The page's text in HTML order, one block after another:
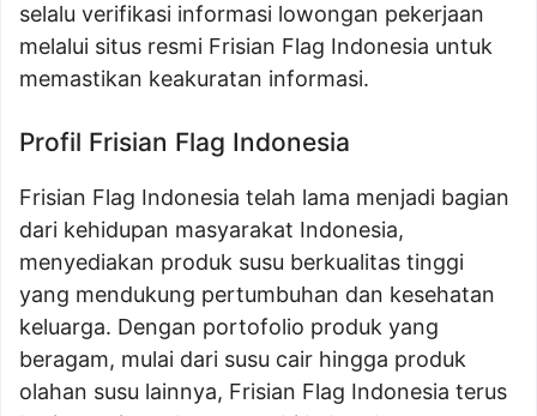
selalu verifikasi informasi lowongan pekerjaan
melalui situs resmi Frisian Flag Indonesia untuk
memastikan keakuratan informasi.
Profil Frisian Flag Indonesia
Frisian Flag Indonesia telah lama menjadi bagian
dari kehidupan masyarakat Indonesia,
menyediakan produk susu berkualitas tinggi
yang mendukung pertumbuhan dan kesehatan
keluarga. Dengan portofolio produk yang
beragam, mulai dari susu cair hingga produk
olahan susu lainnya, Frisian Flag Indonesia terus